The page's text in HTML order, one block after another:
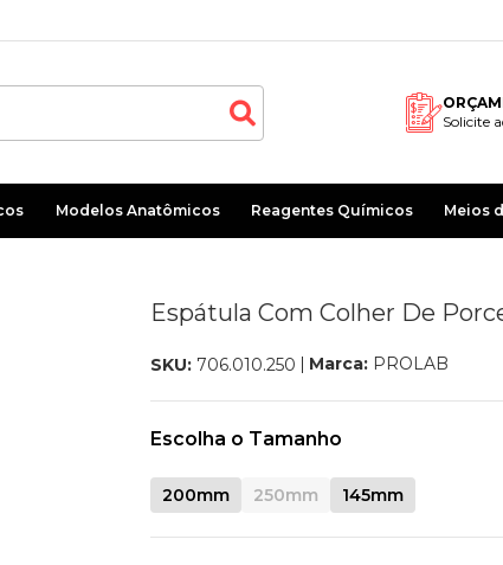
Solicite
Modelos Anatômicos Reagentes Químicos Meios
Espátula Com Colher De
SKU:706.010.250 Marca: PROLAB
Escolha o Tamanho
200mm 250mm 145mm